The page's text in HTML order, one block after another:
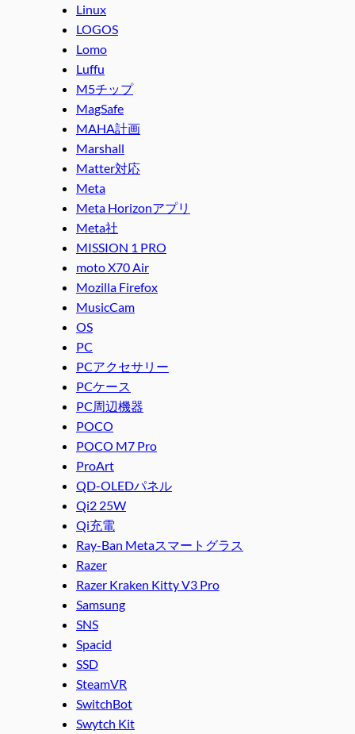
Linux
LOGOS
Lomo
Luffu
M5チップ
MagSafe
MAHA計画
Marshall
Matter対応
Meta
Meta Horizonアプリ
Meta社
MISSION 1 PRO
moto X70 Air
Mozilla Firefox
MusicCam
OS
PC
PCアクセサリー
PCケース
PC周辺機器
POCO
POCO M7 Pro
ProArt
QD-OLEDパネル
Qi2 25W
Qi充電
Ray-Ban Metaスマートグラス
Razer
Razer Kraken Kitty V3 Pro
Samsung
SNS
Spacid
SSD
SteamVR
SwitchBot
Swytch Kit